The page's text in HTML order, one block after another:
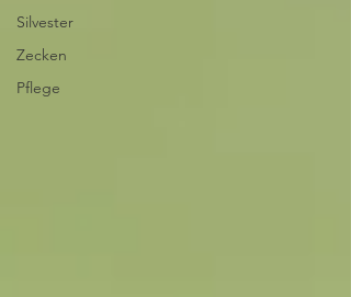
Silvester
Zecken
Pflege